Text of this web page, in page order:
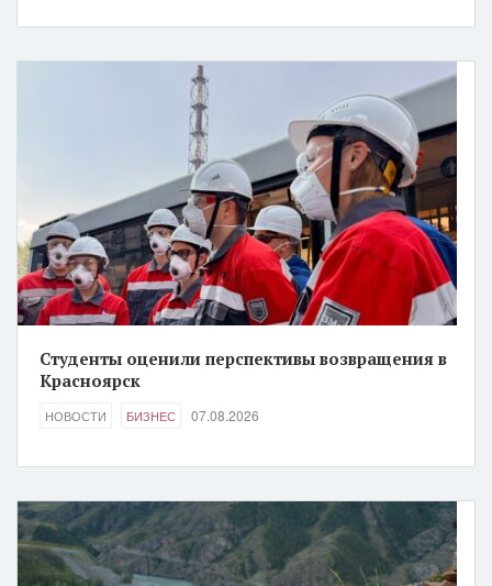
Студенты оценили перспективы возвращения в
Красноярск
НОВОСТИ БИЗНЕС 07.08.2026